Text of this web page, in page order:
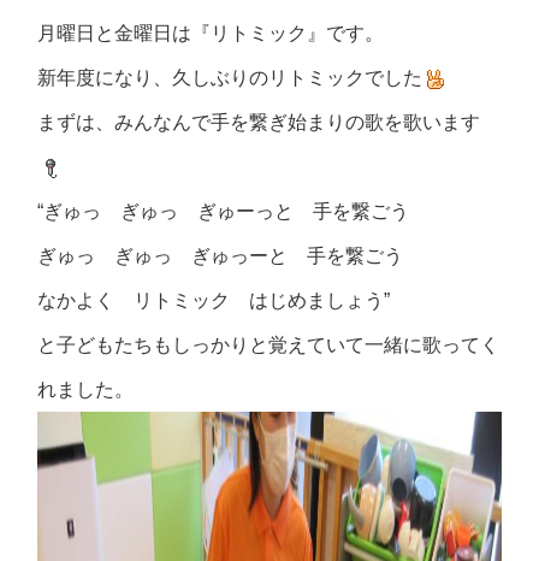
月曜日と金曜日は『リトミック』です。
新年度になり、久しぶりのリトミックでした
まずは、みんなんで手を繋ぎ始まりの歌を歌います
“ぎゅっ ぎゅっ ぎゅーっと 手を繋ごう
ぎゅっ ぎゅっ ぎゅっーと 手を繋ごう
なかよく リトミック はじめましょう”
と子どもたちもしっかりと覚えていて一緒に歌ってく
れました。